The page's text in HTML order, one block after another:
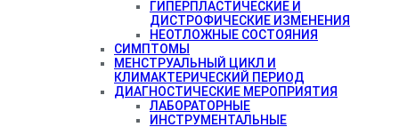
ГИПЕРПЛАСТИЧЕСКИЕ И
ДИСТРОФИЧЕСКИЕ ИЗМЕНЕНИЯ
НЕОТЛОЖНЫЕ СОСТОЯНИЯ
СИМПТОМЫ
МЕНСТРУАЛЬНЫЙ ЦИКЛ И
КЛИМАКТЕРИЧЕСКИЙ ПЕРИОД
ДИАГНОСТИЧЕСКИЕ МЕРОПРИЯТИЯ
ЛАБОРАТОРНЫЕ
ИНСТРУМЕНТАЛЬНЫЕ